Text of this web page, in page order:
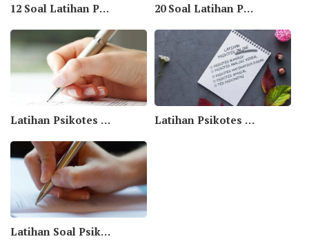
12 Soal Latihan Psikotes Numerik Online Part III 20 Soal Latihan Psikotes Antonim Sinonim Bag I
Latihan Psikotes Hubungan Kata dalam Bahasa Inggris Latihan Psikotes Online #1
Latihan Soal Psikotes Matriks Gambar